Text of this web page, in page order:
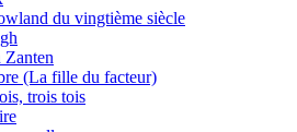
du vingtième siècle
Zanten
(La fille du facteur)
trois tois